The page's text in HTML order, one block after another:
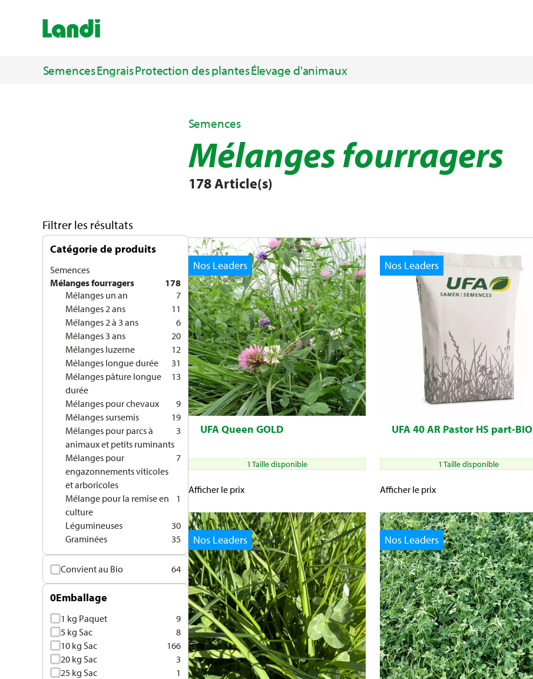
SemencesEngraisProtection des plantesÉlevage d'animaux
Semences
Mélanges fourragers
178 Article(s)
Filtrer les résultats
Catégorie de produits
Semences
Mélanges fourragers
178
Mélanges un an
7
Mélanges 2 ans
11
Mélanges 2 à 3 ans
6
Mélanges 3 ans
20
Mélanges luzerne
12
Mélanges longue durée
31
Mélanges pâture longue
durée
13
Mélanges pour chevaux
9
Mélanges sursemis
19
Mélanges pour parcs à
animaux et petits ruminants
3
Mélanges pour
engazonnements viticoles
et arboricoles
7
Mélange pour la remise en
culture
1
Légumineuses
30
Graminées
35
Convient au Bio 64
0Emballage
1 kg Paquet
9
5 kg Sac
8
10 kg Sac
166
20 kg Sac
3
25 kg Sac
1
Nos Leaders
UFA Queen GOLD
1 Taille disponible
Afficher le prix
Nos Leaders
UFA 40 AR Pastor HS part-BIO
1 Taille disponible
Afficher le prix
Nos Leaders Nos Leaders